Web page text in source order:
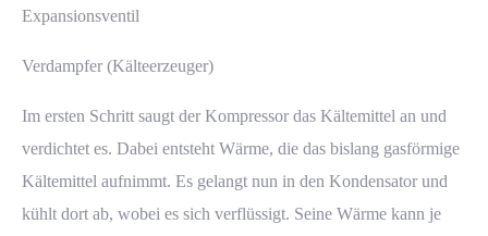
Expansionsventil
Verdampfer (Kälteerzeuger)
Im ersten Schritt saugt der Kompressor das Kältemittel an und
verdichtet es. Dabei entsteht Wärme, die das bislang gasförmige
Kältemittel aufnimmt. Es gelangt nun in den Kondensator und
kühlt dort ab, wobei es sich verflüssigt. Seine Wärme kann je